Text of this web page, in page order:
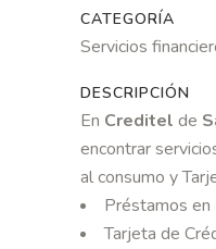
CATEGORÍA
Servicios
DESCRIPCIÓN
En Creditel de
encontrar
al consumo y
Préstamos en
Tarjeta de